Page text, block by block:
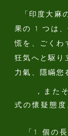
「印度大麻
果の 1 つは
慌を、ごくわ
狂気へと駆り
力氣、隱瞞您
，またそ
式の懷疑態度
「1 個の長